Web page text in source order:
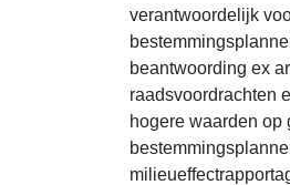
verantwoordelijk
beantwoording ex
raadsvoordrachten
hogere waarden op